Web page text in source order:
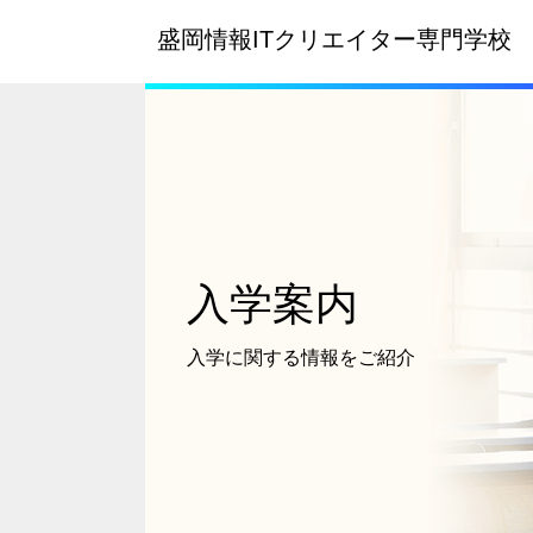
盛岡情報ITクリエイター専門学校
入学案内
入学に関する情報をご紹介